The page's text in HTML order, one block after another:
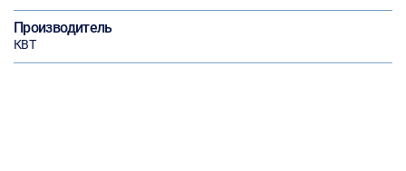
Производитель
КВТ